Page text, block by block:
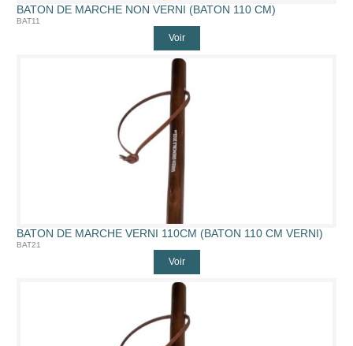
BATON DE MARCHE NON VERNI (BATON 110 CM)
BAT11
Voir
BATON DE MARCHE VERNI 110CM (BATON 110 CM VERNI)
BAT21
Voir